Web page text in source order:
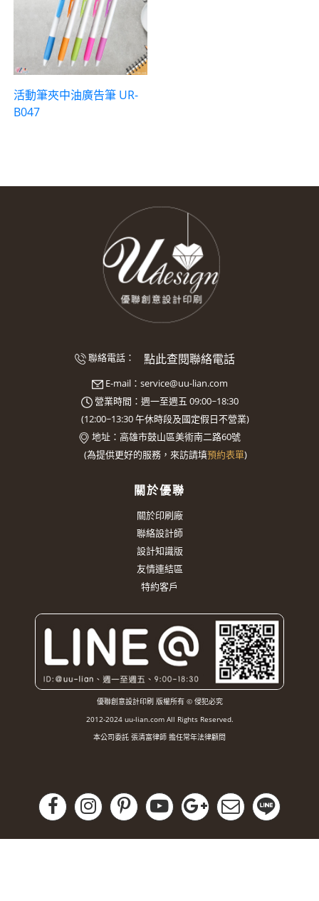
活動筆夾中油廣告筆 UR-
B047
聯絡電話： 點此查閱聯絡電話
E-mail： service@uu-lian.com
營業時間：週一至週五 09:00~18:30
(12:00~13:30午休時段及國定假日不營業)
地址： 高雄市鼓山區美術南二路60號
(為提供更好的服務，來訪請填預約表單)
關於優聯
關於印刷廠
聯絡設計師
設計知識版
友情連結區
特約客戶
優聯創意設計印刷 版權所有 © 侵犯必究
2012-2024 uu-lian.com All Rights Reserved.
本公司委託 張清富律師 擔任常年法律顧問